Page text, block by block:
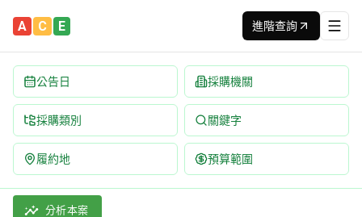
A C E 進階查詢
公告日 採購機關
採購類別 關鍵字
履約地 預算範圍
瑞豐國小115年5月學校午餐食材(麵食類) 招標公告 | 案號：
採購類別：財物類 肉類,魚,果實,蔬菜,及油脂 | 招標方式：
分析本案